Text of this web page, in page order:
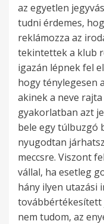
az egyetlen
tudni érdemes,
reklámozza az
tekintettek a klub
igazán lépnek fel
hogy ténylegesen
akinek a neve
gyakorlatban azt
bele egy túlbuzgó
nyugodtan
meccsre. Viszont
vállal, ha esetleg
hány ilyen utazási
továbbértékesített
nem tudom, az